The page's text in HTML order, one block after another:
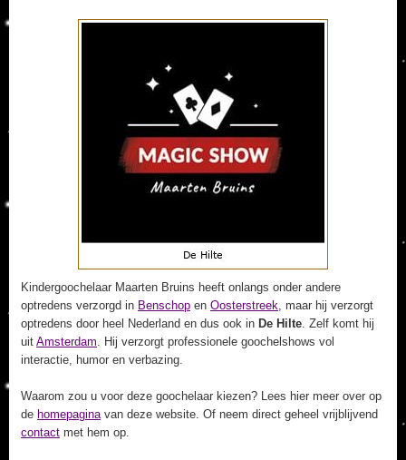
Kindergoochelaar Maarten Bruins heeft onlangs onder andere
optredens verzorgd in Benschop en Oosterstreek, maar hij verzorgt
optredens door heel Nederland en dus ook in De Hilte. Zelf komt hij
uit Amsterdam. Hij verzorgt professionele goochelshows vol
interactie, humor en verbazing.
Waarom zou u voor deze goochelaar kiezen? Lees hier meer over op
de homepaginavan deze website. Of neem direct geheel vrijblijvend
contact met hem op.